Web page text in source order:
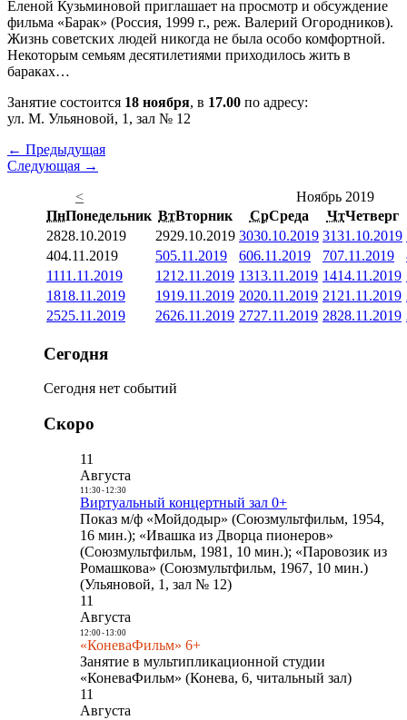
Еленой Кузьминовой приглашает на просмотр и обсуждение
фильма «Барак» (Россия, 1999 г., реж. Валерий Огородников).
Жизнь советских людей никогда не была особо комфортной.
Некоторым семьям десятилетиями приходилось жить в
бараках…
Занятие состоится 18 ноября, в 17.00 по адресу:
ул. М. Ульяновой, 1, зал № 12
← Предыдущая
Следующая →
<
Ноябрь 2019
ПнПонедельник ВтВторник СрСреда ЧтЧетверг
2828.10.2019 2929.10.2019 3030.10.2019 3131.10.2019
404.11.2019 505.11.2019 606.11.2019 707.11.2019
1111.11.2019 1212.11.2019 1313.11.2019 1414.11.2019
1818.11.2019 1919.11.2019 2020.11.2019 21 21.11.2019
2525.11.2019 2626.11.2019 2727.11.2019 2828.11.2019
Сегодня
Сегодня нет событий
Скоро
11
Августа
11:30- 12:30
Виртуальный концертный зал 0+
Показ м/ф «Мойдодыр» (Союзмультфильм, 1954,
16 мин.); «Ивашка из Дворца пионеров»
(Союзмультфильм, 1981, 10 мин.); «Паровозик из
Ромашкова» (Союзмультфильм, 1967, 10 мин.)
(Ульяновой, 1, зал № 12)
11
Августа
12:00- 13:00
«КоневаФильм» 6+
Занятие в мультипликационной студии
«КоневаФильм» (Конева, 6, читальный зал)
11
Августа